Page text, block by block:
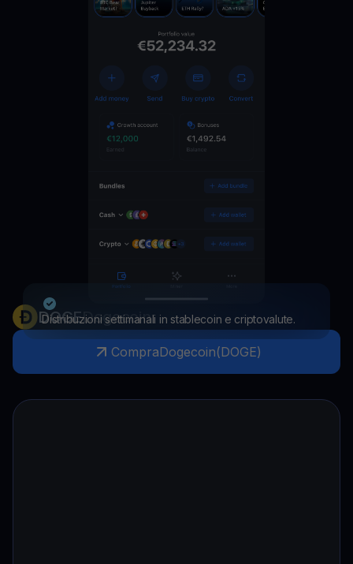
Distribuzioni settimanali in stablecoin e criptovalute.
DOGEDogecoin
CompraDogecoin(DOGE)